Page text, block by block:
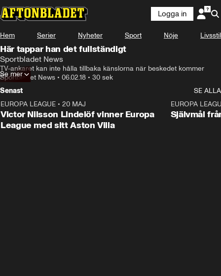
Logga in
Hem Serier Nyheter Sport Nöje Livsstil
Här tappar han det fullständigt
Sportbladet News
TV-ankaret kan inte hålla tillbaka känslorna när beskedet kommer
Sportbladet News • 06.02.18 • 30 sek
Se mer
Senast
SE ALLA
EUROPA LEAGUE • 20 MAJ
Victor Nilsson Lindelöf vinner Europa
League med sitt Aston Villa
EUROPA
Självmål